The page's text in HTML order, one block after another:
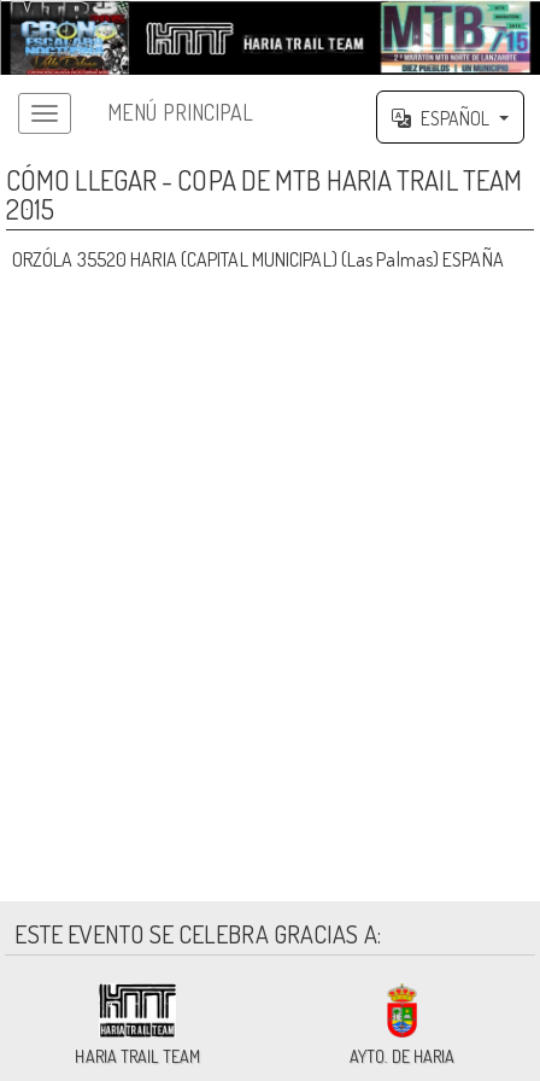
MENÚ PRINCIPAL ESPAÑOL
CÓMO LLEGAR - COPA DE MTB HARIA TRAIL TEAM
2015
ORZÓLA 35520 HARIA (CAPITAL MUNICIPAL) (Las Palmas) ESPAÑA
ESTE EVENTO SE CELEBRA GRACIAS A:
HARIA TRAIL TEAM AYTO. DE HARIA